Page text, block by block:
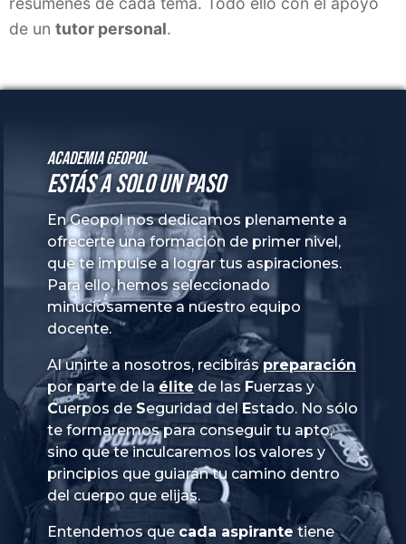
Academia GeoPol
Estás a solo un paso
En Geopol nos dedicamos plenamente a
ofrecerte una formación de primer nivel,
que te impulse a lograr tus aspiraciones.
Para ello, hemos seleccionado
minuciosamente a nuestro equipo
docente.
Al unirte a nosotros, recibiráspreparación
por parte de la élite de las Fuerzas y
Cuerpos de Seguridad del Estado. No sólo
te formaremos para conseguir tu apto,
sino que te inculcaremos los valores y
principios que guiarán tu camino dentro
del cuerpo que elijas.
Entendemos que cada aspirante tiene